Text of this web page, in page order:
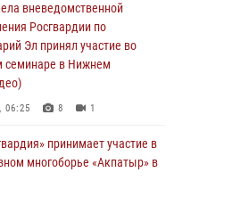
вневедомственной
Росгвардии по
Эл принял участие во
семинаре в Нижнем
06:25 8 1
принимает участие в
многоборье «Акпатыр» в